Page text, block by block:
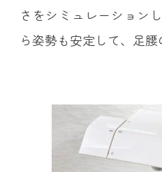
さをシミュレーション
ら姿勢も安定して、足腰